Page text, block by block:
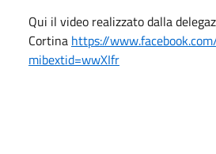
Qui il video realizzato dalla
Cortina https://
mibextid=wwXIfr